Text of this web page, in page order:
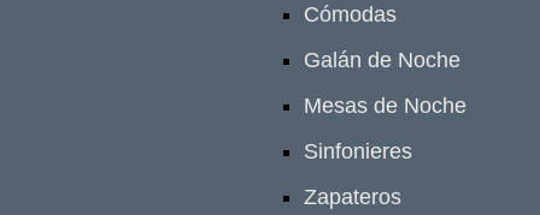
Cómodas
Galán de Noche
Mesas de Noche
Sinfonieres
Zapateros